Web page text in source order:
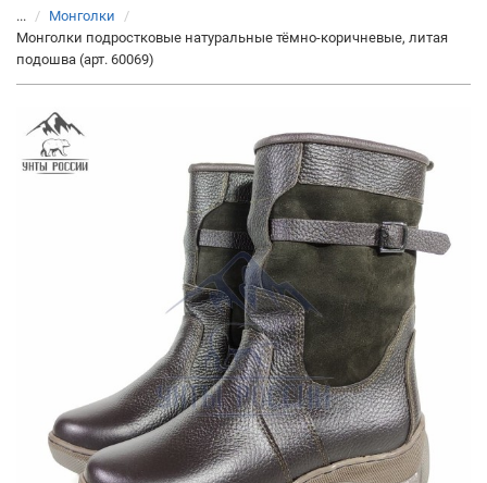
...
Монголки
Монголки подростковые натуральные тёмно-коричневые, литая
подошва (арт. 60069)